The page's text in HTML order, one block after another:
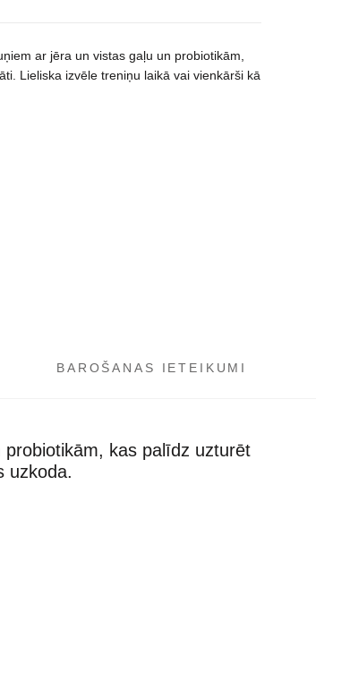
ar jēra un vistas gaļu un probiotikām,
Lieliska izvēle treniņu laikā vai vienkārši kā
BAROŠANAS IETEIKUMI
kas palīdz uzturēt
uzkoda.